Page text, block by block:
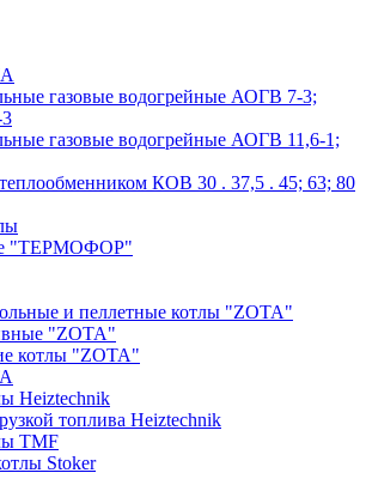
газовые водогрейные АОГВ 7-3;
газовые водогрейные АОГВ 11,6-1;
КОВ 30 . 37,5 . 45; 63; 80
"ТЕРМОФОР"
и пеллетные котлы "ZOTA"
"ZOTA"
котлы "ZOTA"
Heiztechnik
топлива Heiztechnik
TMF
Stoker